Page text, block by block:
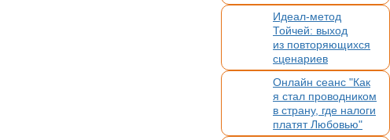
Идеал-метод
Тойчей: выход
из повторяющихся
сценариев
Онлайн сеанс "Как
я стал проводником
в страну, где налоги
платят Любовью"